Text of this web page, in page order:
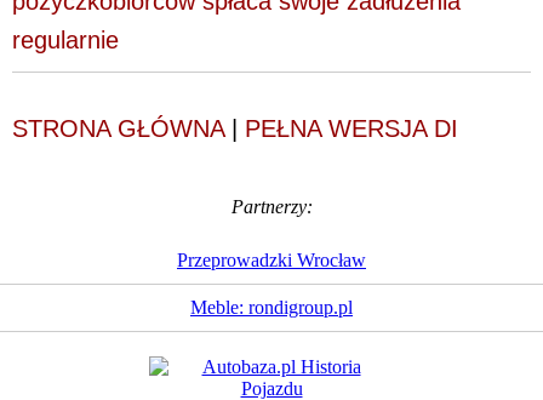
regularnie
STRONA GŁÓWNA| PEŁNA WERSJA DI
Partnerzy:
Przeprowadzki Wrocław
Meble: rondigroup.pl